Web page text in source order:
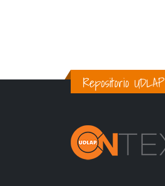
Repositorio UDLAP